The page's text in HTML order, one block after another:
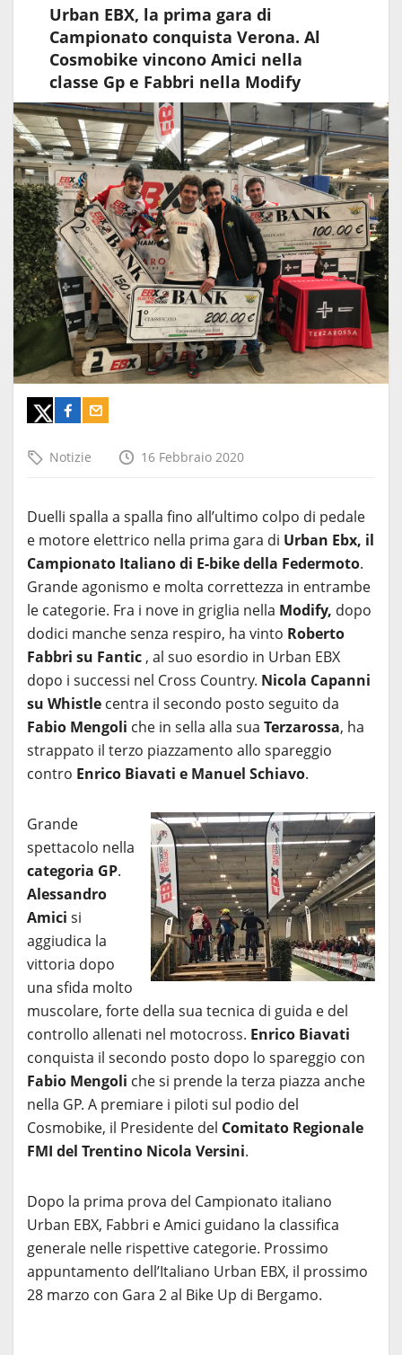
Urban EBX, la prima gara di
Campionato conquista Verona. Al
Cosmobike vincono Amici nella
classe Gp e Fabbri nella Modify
Notizie 16 Febbraio 2020
Duelli spalla a spalla fino all’ultimo colpo di pedale
e motore elettrico nella prima gara di Urban Ebx, il
Campionato Italiano di E-bike della Federmoto.
Grande agonismo e molta correttezza in entrambe
le categorie. Fra i nove in griglia nella Modify, dopo
dodici manche senza respiro, ha vinto Roberto
Fabbri su Fantic , al suo esordio in Urban EBX
dopo i successi nel Cross Country. Nicola Capanni
su Whistle centra il secondo posto seguito da
Fabio Mengoli che in sella alla sua Terzarossa, ha
strappato il terzo piazzamento allo spareggio
contro Enrico Biavati e Manuel Schiavo.
Grande
spettacolo nella
categoria GP.
Alessandro
Amici si
aggiudica la
vittoria dopo
una sfida molto
muscolare, forte della sua tecnica di guida e del
controllo allenati nel motocross. Enrico Biavati
conquista il secondo posto dopo lo spareggio con
Fabio Mengoli che si prende la terza piazza anche
nella GP. A premiare i piloti sul podio del
Cosmobike, il Presidente del Comitato Regionale
FMI del Trentino Nicola Versini.
Dopo la prima prova del Campionato italiano
Urban EBX, Fabbri e Amici guidano la classifica
generale nelle rispettive categorie. Prossimo
appuntamento dell’Italiano Urban EBX, il prossimo
28 marzo con Gara 2 al Bike Up di Bergamo.